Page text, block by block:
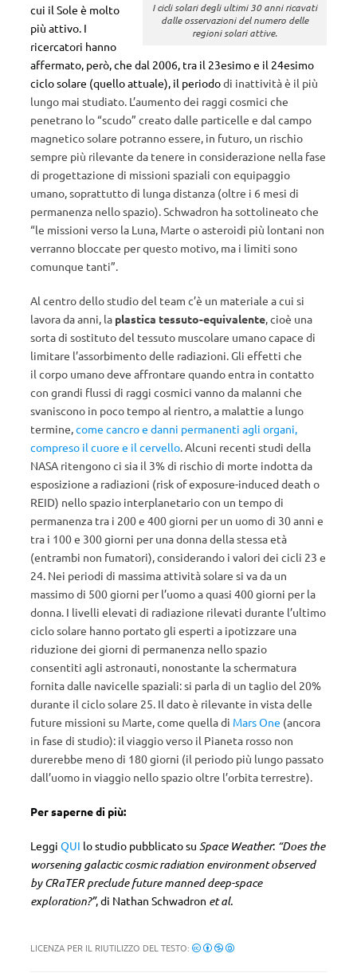
I cicli solari degli ultimi 30 anni ricavati
dalle osservazioni del numero delle
regioni solari attive.
cui il Sole è molto
più attivo. I
ricercatori hanno
affermato, però, che dal 2006, tra il 23esimo e il 24esimo
ciclo solare (quello attuale), il periododi inattività è il più
lungo mai studiato. L’aumento dei raggi cosmici che
penetrano lo “scudo” creato dalle particelle e dal campo
magnetico solare potranno essere, in futuro, un rischio
sempre più rilevante da tenere in considerazione nella fase
di progettazione di missioni spaziali con equipaggio
umano, soprattutto di lunga distanza (oltre i 6 mesi di
permanenza nello spazio). Schwadron ha sottolineato che
“le missioni verso la Luna, Marte o asteroidi più lontani non
verranno bloccate per questo motivo, ma i limiti sono
comunque tanti”.
Al centro dello studio del team c’è un materiale a cui si
lavora da anni, la plastica tessuto-equivalente, cioè una
sorta di sostituto del tessuto muscolare umano capace di
limitare l’assorbimento delle radiazioni. Gli effetti che
il corpo umano deve affrontare quando entra in contatto
con grandi flussi di raggi cosmici vanno da malanni che
svaniscono in poco tempo al rientro, a malattie a lungo
termine,come cancro e danni permanenti agli organi,
compreso il cuore e il cervello. Alcuni recenti studi della
NASA ritengono ci sia il 3% di rischio di morte indotta da
esposizione a radiazioni (risk of exposure-induced death o
REID) nello spazio interplanetario con un tempo di
permanenza tra i 200 e 400 giorni per un uomo di 30 anni e
tra i 100 e 300 giorni per una donna della stessa età
(entrambi non fumatori), considerando i valori dei cicli 23 e
24. Nei periodi di massima attività solare si va da un
massimo di 500 giorni per l’uomo a quasi 400 giorni per la
donna. I livelli elevati di radiazione rilevati durante l’ultimo
ciclo solare hanno portato gli esperti a ipotizzare una
riduzione dei giorni di permanenza nello spazio
consentiti agli astronauti, nonostante la schermatura
fornita dalle navicelle spaziali: si parla di un taglio del 20%
durante il ciclo solare 25. Il dato è rilevante in vista delle
future missioni su Marte, come quella di Mars One (ancora
in fase di studio): il viaggio verso il Pianeta rosso non
durerebbe meno di 180 giorni (il periodo più lungo passato
dall’uomo in viaggio nello spazio oltre l’orbita terrestre).
Per saperne di più:
Leggi QUI lo studio pubblicato su Space Weather: “Does the
worsening galactic cosmic radiation environment observed
by CRaTER preclude future manned deep-space
exploration?”, di Nathan Schwadron et al.
LICENZA PER IL RIUTILIZZO DEL TESTO: